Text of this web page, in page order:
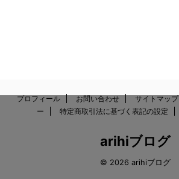
プロフィール お問い合わせ サイトマップ
ー
特定商取引法に基づく表記の設定
arihiブログ
© 2026 arihiブログ